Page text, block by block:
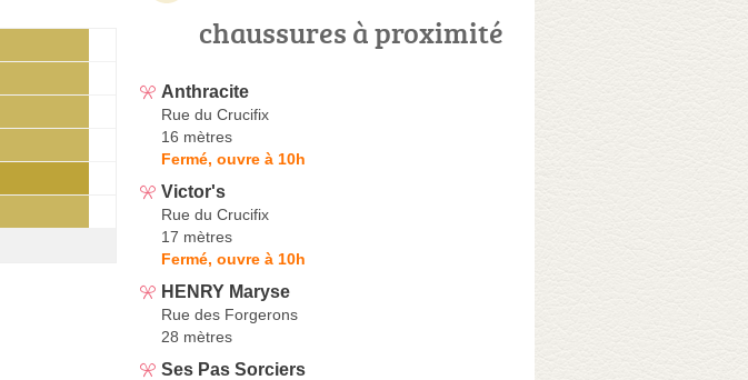
chaussures à proximité
Anthracite
Rue du Crucifix
16 mètres
Fermé, ouvre à 10h
Victor's
Rue du Crucifix
17 mètres
Fermé, ouvre à 10h
HENRY Maryse
Rue des Forgerons
28 mètres
Ses Pas Sorciers